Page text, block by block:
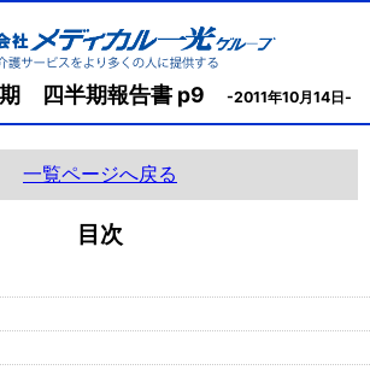
四半期報告書 p9 -2011年10月14日-
一覧ページへ戻る
目次